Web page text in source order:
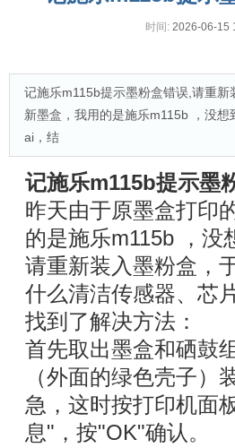
时间: 2026-06-15
记施乐m115b提示墨粉盒错误,请重
新墨盒，我用的是施乐m115b ，没
ai，结
记施乐m115b提示墨
昨天由于原墨盒打印
的是施乐m115b ，没
请重新装入墨粉盒，
什么清洁传感器、芯
找到了解决方法：
首先取出墨盒和硒鼓
（外面的绿色壳子
急，这时按打印机面
息‌"，按"‌OK‌"确认。‌‌‌